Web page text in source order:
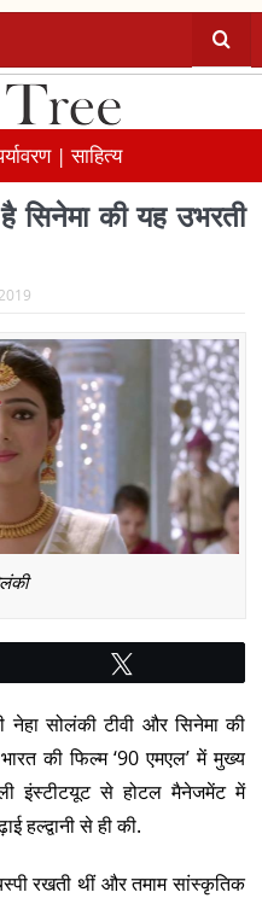
|साहित्य
सिनेमा की यह उभरती
नेहा सोलंकी टीवी और सिनेमा की
की फिल्म ‘90 एमएल’ में मुख्य
इंस्टीटयूट से होटल मैनेजमेंट में
हल्द्वानी से ही की.
रखती थीं और तमाम सांस्कृतिक